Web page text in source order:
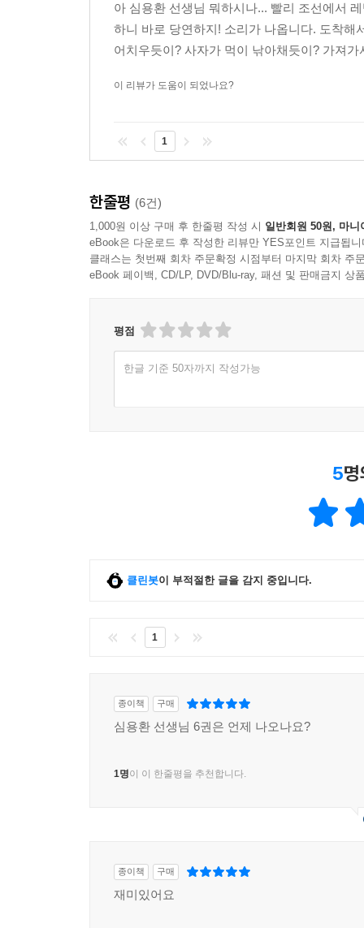
아 심용환 선생님 뭐하시나... 빨리 조선에서
하니 바로 당연하지! 소리가 나옵니다. 도착해
어치우듯이? 사자가 먹이 낚아채듯이? 가져
이 리뷰가 도움이 되었나요?
1
한줄평 (6건)
1,000원 이상 구매 후 한줄평 작성 시 일반회원 50원, 마니
eBook은 다운로드 후 작성한 리뷰만 YES포인트 지급됩니
클래스는 첫번째 회차 주문확정 시점부터 마지막 회차 주
eBook 페이백, CD/LP, DVD/Blu-ray, 패션 및 판매금지 상
평점
한글 기준 50자까지 작성가능
5
클린봇이 부적절한 글을 감지 중입니다.
1
종이책 구매
심용환 선생님 6권은 언제 나오나요?
1명이 이 한줄평을 추천합니다.
종이책 구매
재미있어요